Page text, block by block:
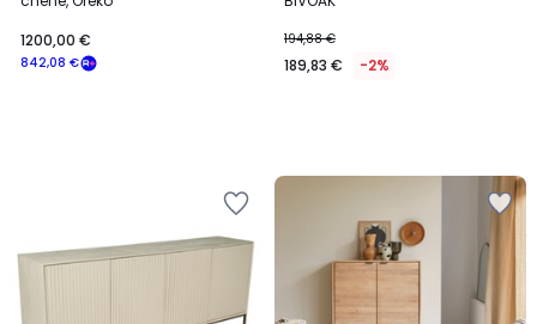
842,08 €
1200,00 € 194,88 €
189,83 € -2%